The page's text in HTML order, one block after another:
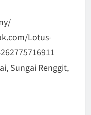
Lotus-
Sungai Renggit,